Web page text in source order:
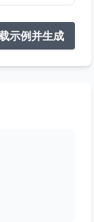
示例并生成